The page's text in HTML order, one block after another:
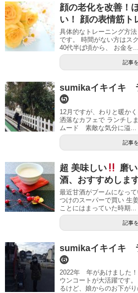
顔の老化を改善！
い！ 顔の表情筋ト
具体的なトレーニング方
です。 時間がない方はス
40代半ば頃から、 お金を...
記事
sumikaイキイキ
⓹
12月ですが、わりと暖か
洒落なカフェで ランチし
ムード 素敵な気分に溢...
記事
超 美味しい
磨
酒、おすすめしま
最近甘酒がブームになっ
つけのスーパーで買い 生
ことにはまっていた時期...
記事
sumikaイキイキ
⓺
2022年 年があけました
ウンコートが大活躍です
るけど、娘からのお下が